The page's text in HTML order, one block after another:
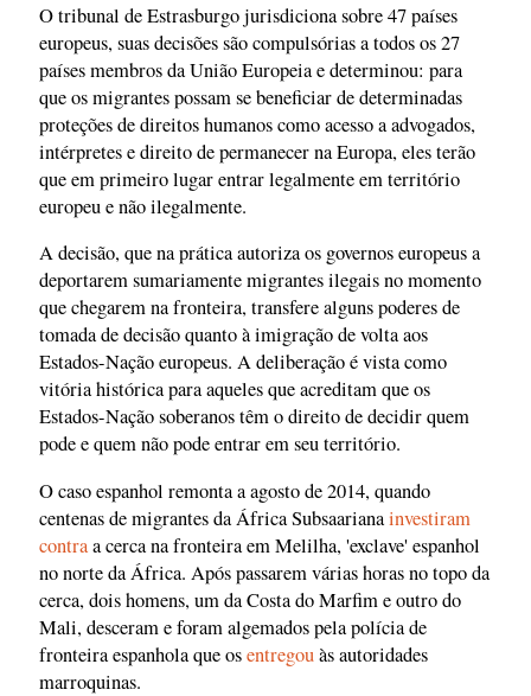
O tribunal de Estrasburgo jurisdiciona sobre 47 países
europeus, suas decisões são compulsórias a todos os 27
países membros da União Europeia e determinou: para
que os migrantes possam se beneficiar de determinadas
proteções de direitos humanos como acesso a advogados,
intérpretes e direito de permanecer na Europa, eles terão
que em primeiro lugar entrar legalmente em território
europeu e não ilegalmente.
A decisão, que na prática autoriza os governos europeus a
deportarem sumariamente migrantes ilegais no momento
que chegarem na fronteira, transfere alguns poderes de
tomada de decisão quanto à imigração de volta aos
Estados-Nação europeus. A deliberação é vista como
vitória histórica para aqueles que acreditam que os
Estados-Nação soberanos têm o direito de decidir quem
pode e quem não pode entrar em seu território.
O caso espanhol remonta a agosto de 2014, quando
centenas de migrantes da África Subsaarianainvestiram
contraa cerca na fronteira em Melilha, 'exclave' espanhol
no norte da África. Após passarem várias horas no topo da
cerca, dois homens, um da Costa do Marfim e outro do
Mali, desceram e foram algemados pela polícia de
fronteira espanhola que osentregouàs autoridades
marroquinas.